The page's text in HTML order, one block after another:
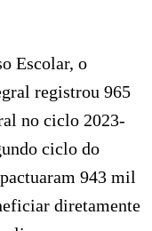
Escolar, o
registrou 965
no ciclo 2023-
ciclo do
943 mil
diretamente